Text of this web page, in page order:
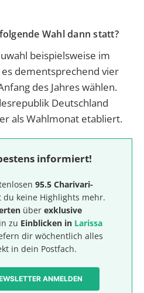
Wahl dann statt?
beispielsweise im
dementsprechend vier
des Jahres wählen.
Deutschland
als Wahlmonat etabliert.
informiert!
95.5 Charivari-
keine Highlights mehr.
über exklusive
zu Einblicken in Larissa
dir wöchentlich alles
in dein Postfach.
ANMELDEN